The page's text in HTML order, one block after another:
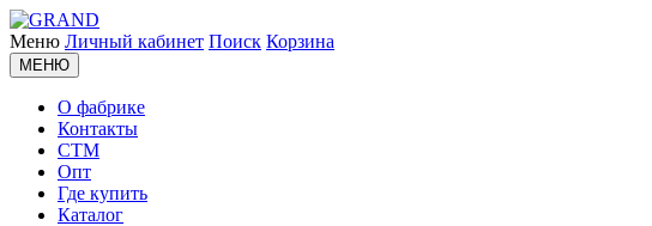
Меню Личный кабинет Поиск Корзина
МЕНЮ
О фабрике
Контакты
СТМ
Опт
Где купить
Каталог